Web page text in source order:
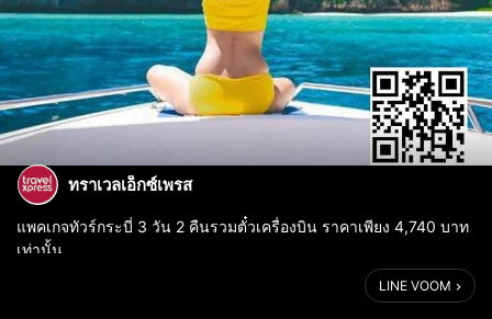
ทราเวลเอ็กซ์เพรส
แพคเกจทัวร์กระบี่ 3 วัน 2 คืนรวมตั๋วเครื่องบิน ราคาเพียง 4,740 บาท
เท่านั้น
LINE VOOM